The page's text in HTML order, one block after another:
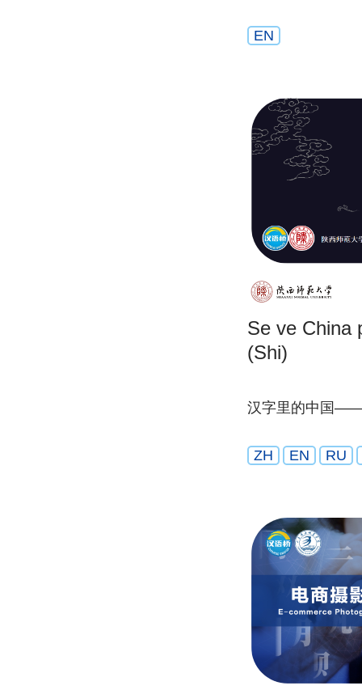
EN
Se ve China
(Shi)
汉字里的中国
ZH EN RU